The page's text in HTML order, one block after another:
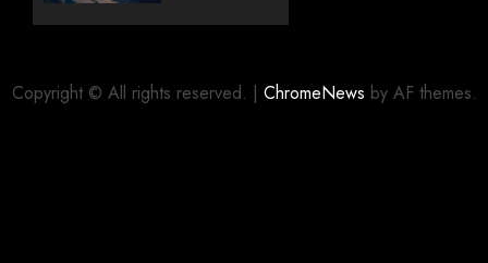
Copyright © All rights reserved. | ChromeNews by AF themes.